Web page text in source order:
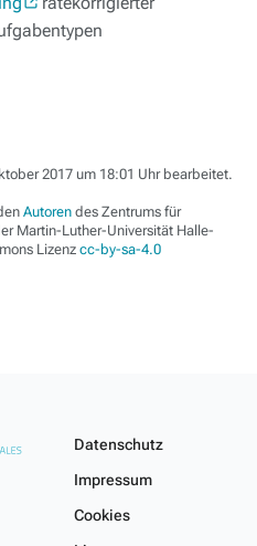
2017 um 18:01 Uhr bearbeitet.
Autoren des Zentrums für
Martin-Luther-Universität Halle-
Lizenz cc-by-sa-4.0
Datenschutz
Impressum
Cookies